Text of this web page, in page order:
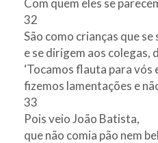
Com quem eles se
32
São como crianças que se
e se dirigem aos colegas,
‘Tocamos flauta para vós
fizemos lamentações e
33
Pois veio João Batista,
que não comia pão nem